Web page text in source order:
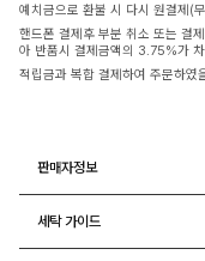
예치금으로 환불 시 다시 원결제(
핸드폰 결제후 부분 취소 또는 결
아 반품시 결제금액의 3.75%가
적립금과 복합 결제하여 주문하였
판매자정보
세탁 가이드